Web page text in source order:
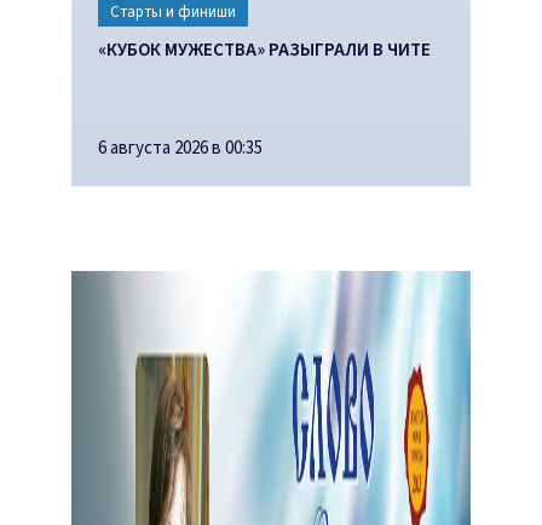
Старты и финиши
«КУБОК МУЖЕСТВА» РАЗЫГРАЛИ В ЧИТЕ
6 августа 2026 в 00:35